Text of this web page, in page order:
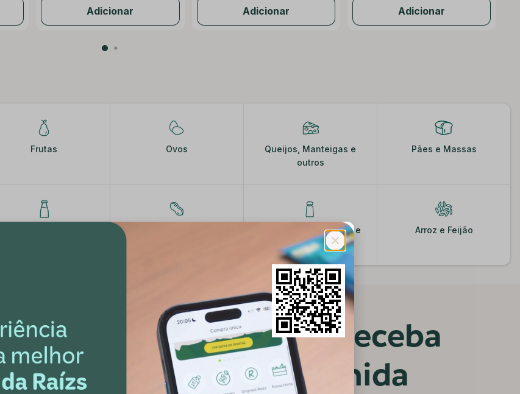
Adicionar Adicionar Adicionar
Frutas Ovos
Queijos, Manteigas e
outros
Pães e Massas
Castanhas e Frutas Secas
Condimentos, Molhos e
Especiarias
Arroz e Feijão
Programe uma vez e receba
sempre na data escolhida